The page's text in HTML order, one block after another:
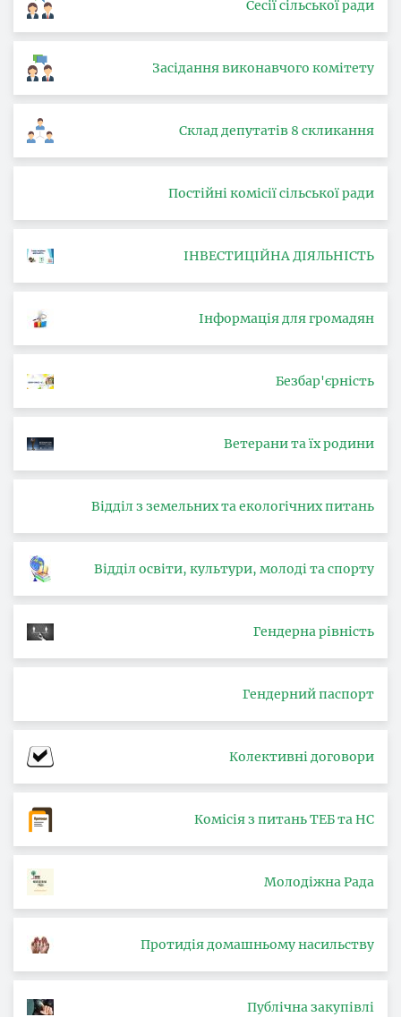
Сесії сільської ради
Засідання виконавчого комітету
Склад депутатів 8 скликання
Постійні комісії сільської ради
ІНВЕСТИЦІЙНА ДІЯЛЬНІСТЬ
Інформація для громадян
Безбар'єрність
Ветерани та їх родини
Відділ з земельних та екологічних питань
Відділ освіти, культури, молоді та спорту
Гендерна рівність
Гендерний паспорт
Колективні договори
Комісія з питань ТЕБ та НС
Молодіжна Рада
Протидія домашньому насильству
Публічна закупівлі